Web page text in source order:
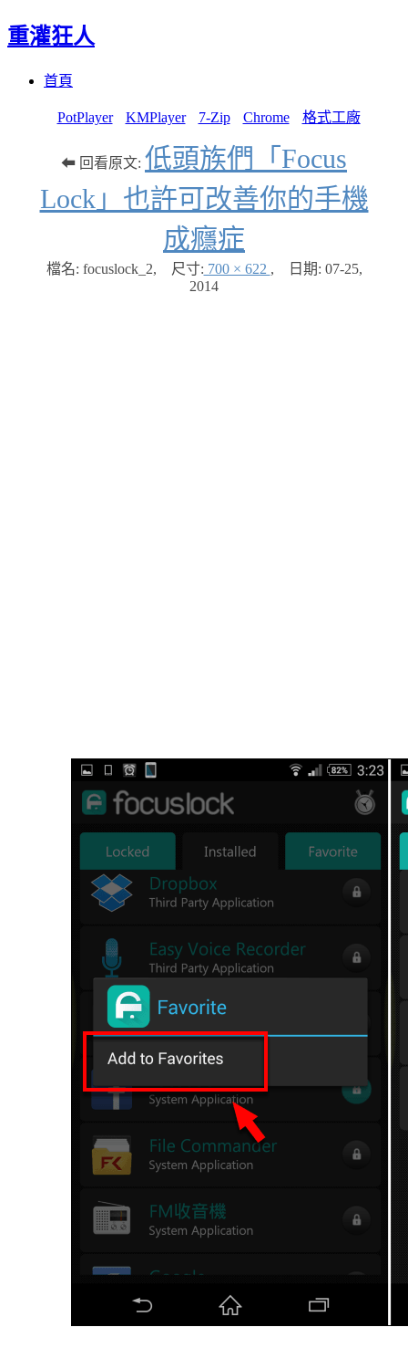
重灌狂人
首頁
PotPlayer KMPlayer 7-Zip Chrome 格式工廠
⬅ 回看原文: 低頭族們「Focus
Lock」也許可改善你的手機
成癮症
檔名: focuslock_2, 尺寸: 700 × 622 , 日期: 07-25,
2014